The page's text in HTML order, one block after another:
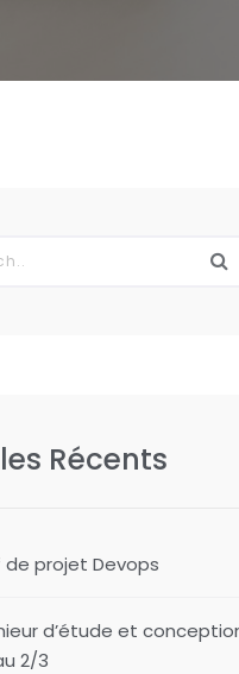
Récents
de projet Devops
d’étude et
2/3